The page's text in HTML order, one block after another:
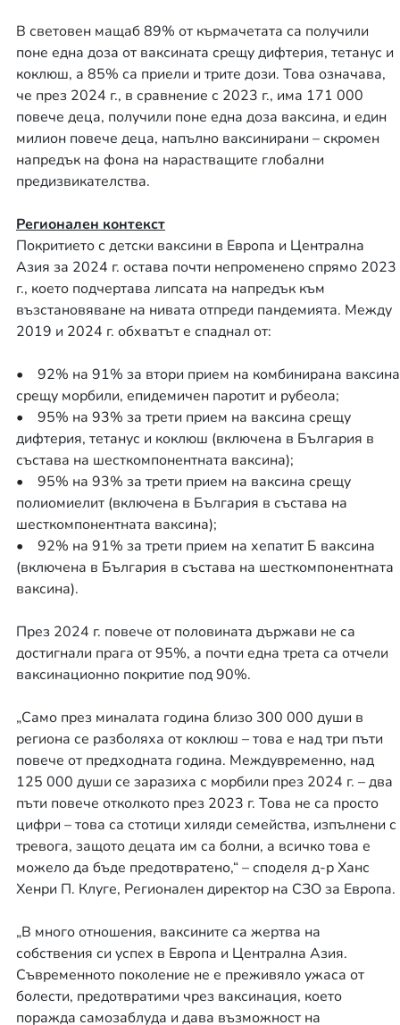
В световен мащаб 89% от кърмачетата са получили
поне една доза от ваксината срещу дифтерия, тетанус и
коклюш, а 85% са приели и трите дози. Това означава,
че през 2024 г., в сравнение с 2023 г., има 171 000
повече деца, получили поне една доза ваксина, и един
милион повече деца, напълно ваксинирани – скромен
напредък на фона на нарастващите глобални
предизвикателства.
Регионален контекст
Покритието с детски ваксини в Европа и Централна
Азия за 2024 г. остава почти непроменено спрямо 2023
г., което подчертава липсата на напредък към
възстановяване на нивата отпреди пандемията. Между
2019 и 2024 г. обхватът е спаднал от:
• 92% на 91% за втори прием на комбинирана ваксина
срещу морбили, епидемичен паротит и рубеола;
• 95% на 93% за трети прием на ваксина срещу
дифтерия, тетанус и коклюш (включена в България в
състава на шесткомпонентната ваксина);
• 95% на 93% за трети прием на ваксина срещу
полиомиелит (включена в България в състава на
шесткомпонентната ваксина);
• 92% на 91% за трети прием на хепатит Б ваксина
(включена в България в състава на шесткомпонентната
ваксина).
През 2024 г. повече от половината държави не са
достигнали прага от 95%, а почти една трета са отчели
ваксинационно покритие под 90%.
„Само през миналата година близо 300 000 души в
региона се разболяха от коклюш – това е над три пъти
повече от предходната година. Междувременно, над
125 000 души се заразиха с морбили през 2024 г. – два
пъти повече отколкото през 2023 г. Това не са просто
цифри – това са стотици хиляди семейства, изпълнени с
тревога, защото децата им са болни, а всичко това е
можело да бъде предотвратено,“ – споделя д-р Ханс
Хенри П. Клуге, Регионален директор на СЗО за Европа.
„В много отношения, ваксините са жертва на
собствения си успех в Европа и Централна Азия.
Съвременното поколение не е преживяло ужаса от
болести, предотвратими чрез ваксинация, което
поражда самозаблуда и дава възможност на